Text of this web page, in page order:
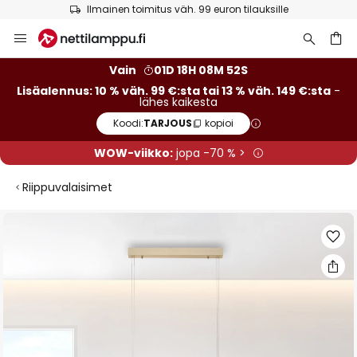
Ilmainen toimitus väh. 99 euron tilauksille
to
Vain
01D 18H 08M 52S
Lisäalennus: 10 % väh. 99 €:sta tai 13 % väh. 149 €:sta -
lähes kaikesta
Koodi:TARJOUS kopioi
WOW-viikko:jopa -70 % >
Riippuvalaisimet
end